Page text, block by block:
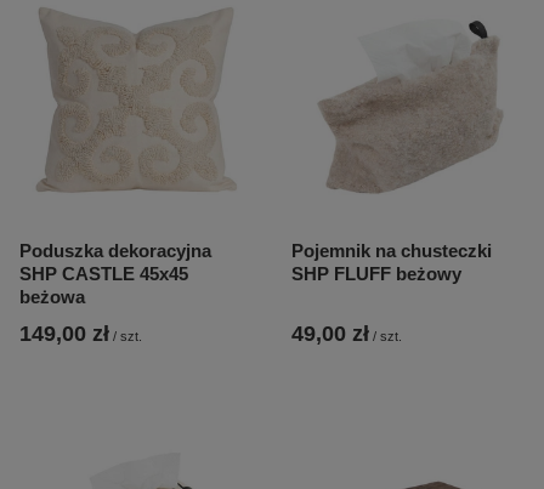
Poduszka dekoracyjna
SHP CASTLE 45x45
beżowa
149,00 zł / szt.
Pojemnik na chusteczki
SHP FLUFF beżowy
49,00 zł / szt.